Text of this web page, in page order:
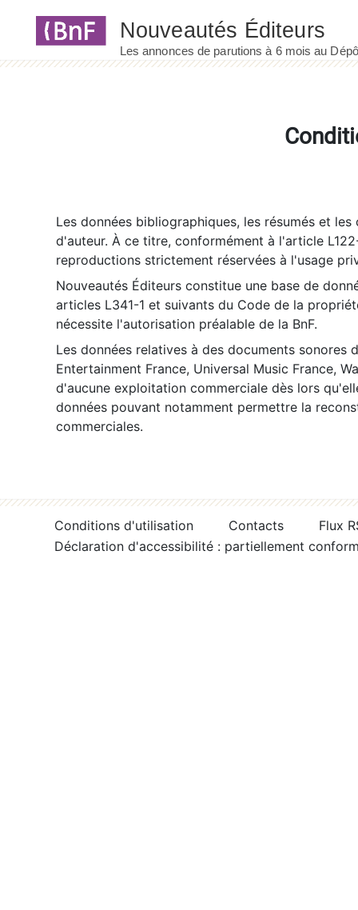
Les données bibliographiques, les résumés et
d'auteur. À ce titre, conformément à l'article
reproductions strictement réservées à l'usage
Nouveautés Éditeurs constitue une base de
articles L341-1 et suivants du Code de la
nécessite l'autorisation préalable de la BnF.
Les données relatives à des documents sonores
Entertainment France, Universal Music France,
d'aucune exploitation commerciale dès lors
données pouvant notamment permettre la
commerciales.
Conditions d'utilisation Contacts
Flux
Déclaration d'accessibilité : partiellement